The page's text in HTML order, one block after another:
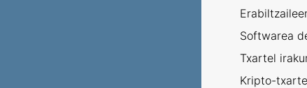
Softwarea
Txartel
Kripto-